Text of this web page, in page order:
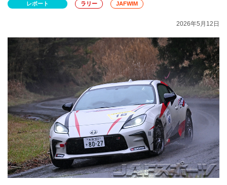
レポート ラリー JAFWIM
2026年5月12日